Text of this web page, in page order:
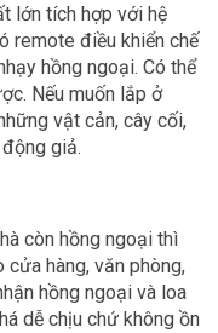
lớn tích hợp với hệ
remote điều khiển chế
hồng ngoại. Có thể
Nếu muốn lắp ở
vật cản, cây cối,
giả.
còn hồng ngoại thì
cửa hàng, văn phòng,
hồng ngoại và loa
dễ chịu chứ không ồn